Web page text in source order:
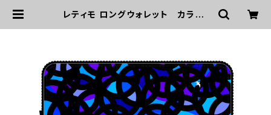
レティモ ロングウォレット カラー/